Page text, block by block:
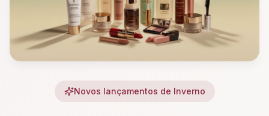
Novos lançamentos de Inverno